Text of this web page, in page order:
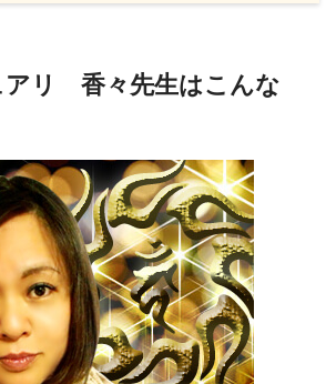
アリ 香々先生はこんな